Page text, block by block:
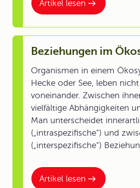
Artikel lesen
Artikel lesen
Beziehungen im
Organismen in einem
Hecke oder See, leben
voneinander. Zwischen
vielfältige Abhängigkeiten
Man unterscheidet
(„intraspezifische“) und
(„interspezifische“)